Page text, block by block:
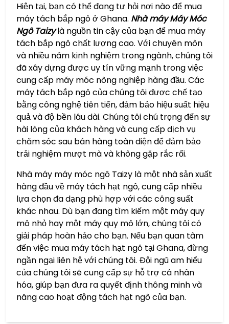
Hiện tại, bạn có thể đang tự hỏi nơi nào để mua
máy tách bắp ngô ở Ghana. Nhà máy Máy Móc
Ngô Taizylà nguồn tin cậy của bạn để mua máy
tách bắp ngô chất lượng cao. Với chuyên môn
và nhiều năm kinh nghiệm trong ngành, chúng tôi
đã xây dựng được uy tín vững mạnh trong việc
cung cấp máy móc nông nghiệp hàng đầu. Các
máy tách bắp ngô của chúng tôi được chế tạo
bằng công nghệ tiên tiến, đảm bảo hiệu suất hiệu
quả và độ bền lâu dài. Chúng tôi chú trọng đến sự
hài lòng của khách hàng và cung cấp dịch vụ
chăm sóc sau bán hàng toàn diện để đảm bảo
trải nghiệm mượt mà và không gặp rắc rối.
Nhà máy máy móc ngô Taizy là một nhà sản xuất
hàng đầu về máy tách hạt ngô, cung cấp nhiều
lựa chọn đa dạng phù hợp với các công suất
khác nhau. Dù bạn đang tìm kiếm một máy quy
mô nhỏ hay một máy quy mô lớn, chúng tôi có
giải pháp hoàn hảo cho bạn. Nếu bạn quan tâm
đến việc mua máy tách hạt ngô tại Ghana, đừng
ngần ngại liên hệ với chúng tôi. Đội ngũ am hiểu
của chúng tôi sẽ cung cấp sự hỗ trợ cá nhân
hóa, giúp bạn đưa ra quyết định thông minh và
nâng cao hoạt động tách hạt ngô của bạn.